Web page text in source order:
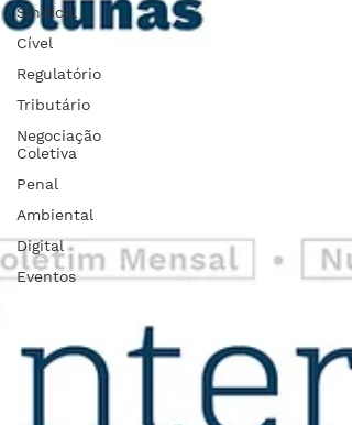
Sindical
Cível
Regulatório
Tributário
Negociação
Coletiva
Penal
Ambiental
Digital
Eventos